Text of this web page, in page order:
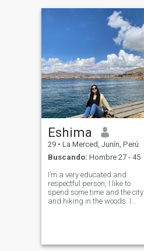
Eshima
29 • La Merced, Junín, Perú
Buscando: Hombre 27 - 45
I’m a very educated and
respectful person, I like to
spend some time and the city
and hiking in the woods. I